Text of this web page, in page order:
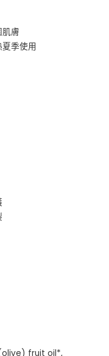
肌膚
季使用
fruit oil*,